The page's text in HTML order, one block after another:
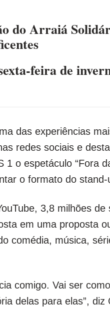
do Arraiá
feira de
das experiências
redes sociais e
o espetáculo “Fora
o formato do stand-
3,8 milhões
em uma proposta
comédia, música,
comigo. Vai ser
delas para elas”, diz